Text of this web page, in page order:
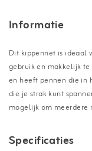
Informatie
Dit kippennet is ideaal
gebruik en makkelijk
en heeft pennen die in
die je strak kunt
mogelijk om meerdere
Specificaties